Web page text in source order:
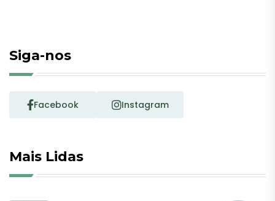
Siga-nos
Facebook Instagram
Mais Lidas